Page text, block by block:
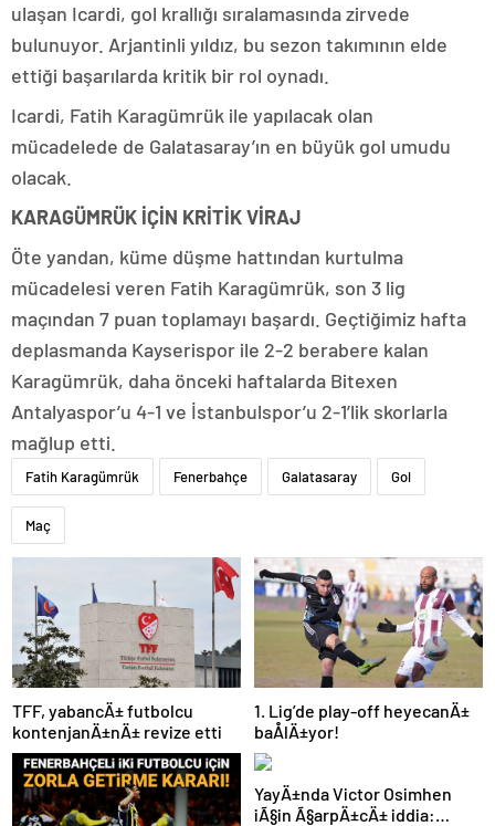
ulaşan Icardi, gol krallığı sıralamasında zirvede
bulunuyor. Arjantinli yıldız, bu sezon takımının elde
ettiği başarılarda kritik bir rol oynadı.
Icardi, Fatih Karagümrük ile yapılacak olan
mücadelede de Galatasaray’ın en büyük gol umudu
olacak.
KARAGÜMRÜK İÇİN KRİTİK VİRAJ
Öte yandan, küme düşme hattından kurtulma
mücadelesi veren Fatih Karagümrük, son 3 lig
maçından 7 puan toplamayı başardı. Geçtiğimiz hafta
deplasmanda Kayserispor ile 2-2 berabere kalan
Karagümrük, daha önceki haftalarda Bitexen
Antalyaspor’u 4-1 ve İstanbulspor’u 2-1’lik skorlarla
mağlup etti.
Fatih Karagümrük Fenerbahçe Galatasaray Gol
Maç
TFF, yabancÄ± futbolcu
kontenjanÄ±nÄ± revize etti
1. Lig’de play-off heyecanÄ±
baÅlÄ±yor!
YayÄ±nda Victor Osimhen
iÃ§in Ã§arpÄ±cÄ± iddia: